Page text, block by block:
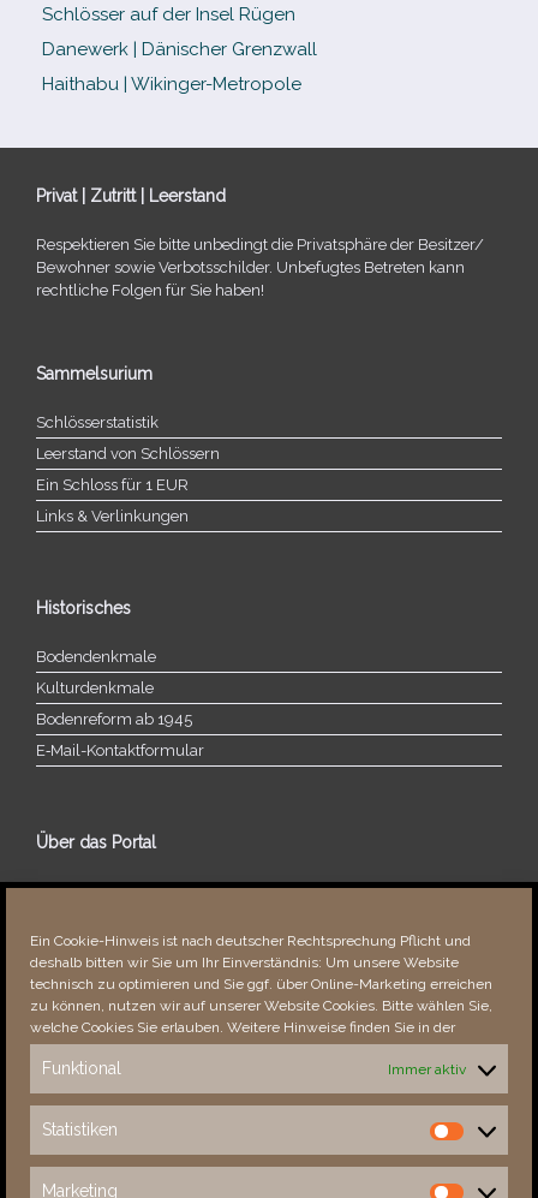
Ein Cookie-Hinweis ist nach deutscher Rechtsprechung Pflicht und
deshalb bitten wir Sie um Ihr Einverständnis: Um unsere Website
technisch zu optimieren und Sie ggf. über Online-Marketing erreichen
zu können, nutzen wir auf unserer Website Cookies. Bitte wählen Sie,
welche Cookies Sie erlauben. Weitere Hinweise finden Sie in der
Funktional Immer aktiv
Statistiken
Statistiken
Marketing
Schlösser auf der Insel Rügen
Danewerk | Dänischer Grenzwall
Haithabu | Wikinger-Metropole
Privat | Zutritt | Leerstand
Respektieren Sie bitte unbe­dingt die Privatsphäre der Besitzer/​
Bewohner sowie Verbotsschilder. Unbefugtes Betreten kann
recht­li­che Folgen für Sie haben!
Sammelsurium
Schlösserstatistik
Leerstand von Schlössern
Ein Schloss für 1 EUR
Links & Verlinkungen
Historisches
Bodendenkmale
Kulturdenkmale
Bodenreform ab 1945
E‑Mail-​​Kontaktformular
Über das Portal
Über dieses Portal
Fehler bemerkt?
Besucher seit 08/​2021